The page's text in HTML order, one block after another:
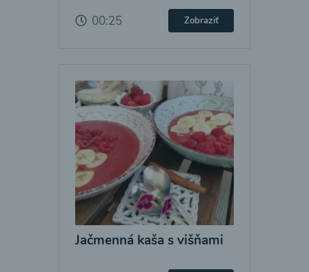
00:25 Zobraziť
Jačmenná kaša s višňami